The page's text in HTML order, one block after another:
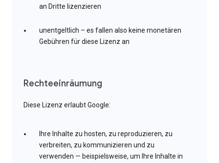
an Dritte lizenzieren
unentgeltlich – es fallen also keine monetären
Gebühren für diese Lizenz an
Rechteeinräumung
Diese Lizenz erlaubt Google:
Ihre Inhalte zu hosten, zu reproduzieren, zu
verbreiten, zu kommunizieren und zu
verwenden — beispielsweise, um Ihre Inhalte in